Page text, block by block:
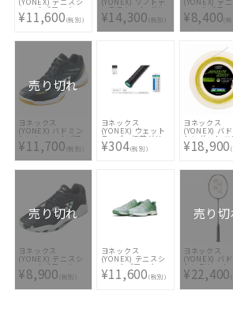
ューズ パワークッ
ション エアラスダ
ッシュ5 GC
¥11,600(税別)
ニスラケット ボル
トレイジ5S フレー
ムのみ VR5S-305
¥14,300(税別)
ューズ パワー
ション ソニケ
LGC
¥8,400(
売り切れ
ヨネックス
(YONEX) バドミン
トンシューズ パワ
ークッション65Z3
SHB65Z3-007
¥11,700(税別)
ヨネックス
(YONEX) ウェット
スーパー極薄グリッ
プ(1本入)
¥304(税別)
ヨネックス
(YONEX) バ
トンガット エ
バイトブース
(AEROBITE
ルガット
¥18,900
売り切れ
ヨネックス
(YONEX) テニスシ
ューズ パワークッ
ション フュージョ
ンレブ5 メン GC
SHTF5MGC-007
¥8,900(税別)
ヨネックス
(YONEX) テニスシ
ューズ パワークッ
ション エアラスダ
ッシュ5 ワイド GC
¥11,600(税別)
売り
ヨネックス
(YONEX) バ
トンラケット
フレア 800 LT
NF800LT-381
¥22,400